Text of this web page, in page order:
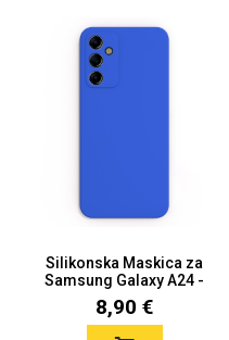
Silikonska Maskica za
Samsung Galaxy A24 -
Pla...
8,90 €
Love motivi